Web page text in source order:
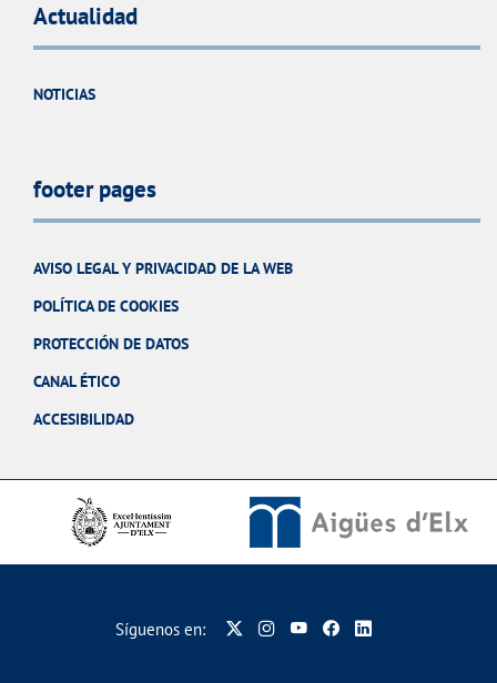
Actualidad
NOTICIAS
footer pages
AVISO LEGAL Y PRIVACIDAD DE LA WEB
POLÍTICA DE COOKIES
PROTECCIÓN DE DATOS
CANAL ÉTICO
ACCESIBILIDAD
Síguenos en: